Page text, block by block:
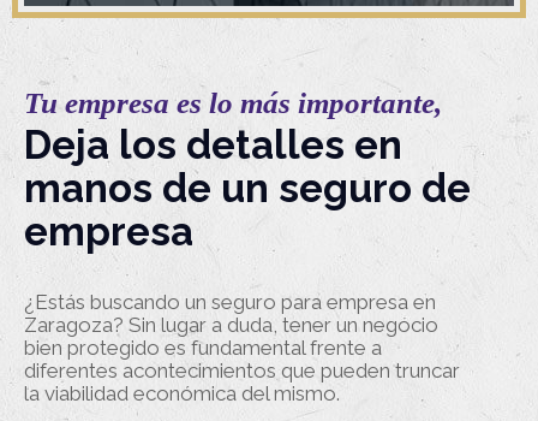
Tu empresa es lo más importante,
Deja los detalles en
manos de un seguro de
empresa
¿Estás buscando un seguro para empresa en
Zaragoza? Sin lugar a duda, tener un negocio
bien protegido es fundamental frente a
diferentes acontecimientos que pueden truncar
la viabilidad económica del mismo.